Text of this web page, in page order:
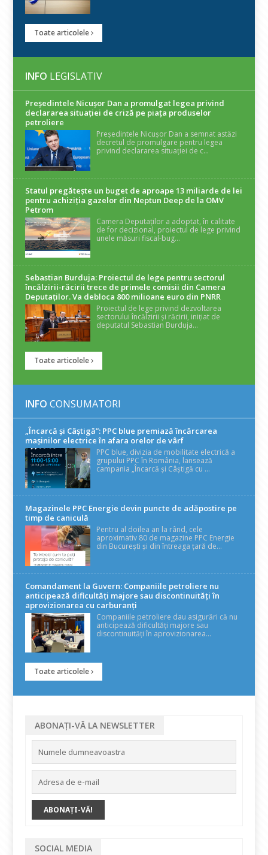
Toate articolele
INFO LEGISLATIV
Președintele Nicuşor Dan a promulgat legea privind
declararea situaţiei de criză pe piaţa produselor
petroliere
Președintele Nicușor Dan a semnat astăzi
decretul de promulgare pentru legea
privind declararea situației de c...
Statul pregătește un buget de aproape 13 miliarde de lei
pentru achiziția gazelor din Neptun Deep de la OMV
Petrom
Camera Deputaților a adoptat, în calitate
de for decizional, proiectul de lege privind
unele măsuri fiscal-bug...
Sebastian Burduja: Proiectul de lege pentru sectorul
încălzirii-răcirii trece de primele comisii din Camera
Deputaților. Va debloca 800 milioane euro din PNRR
Proiectul de lege privind dezvoltarea
sectorului încălzirii și răcirii, inițiat de
deputatul Sebastian Burduja...
Toate articolele
INFO CONSUMATORI
„Încarcă și Câștigă”: PPC blue premiază încărcarea
mașinilor electrice în afara orelor de vârf
PPC blue, divizia de mobilitate electrică a
grupului PPC în România, lansează
campania „Încarcă și Câștigă cu ...
Magazinele PPC Energie devin puncte de adăpostire pe
timp de caniculă
Pentru al doilea an la rând, cele
aproximativ 80 de magazine PPC Energie
din București și din întreaga țară de...
Comandament la Guvern: Companiile petroliere nu
anticipează dificultăți majore sau discontinuități în
aprovizionarea cu carburanți
Companiile petroliere dau asigurări că nu
anticipează dificultăți majore sau
discontinuități în aprovizionarea...
Toate articolele
ABONAȚI-VĂ LA NEWSLETTER
SOCIAL MEDIA